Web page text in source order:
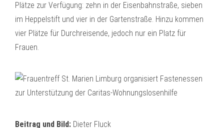
Plätze zur Verfügung: zehn in der Eisenbahnstraße, sieben
im Heppelstift und vier in der Gartenstraße. Hinzu kommen
vier Plätze für Durchreisende, jedoch nur ein Platz für
Frauen.
Beitrag und Bild: Dieter Fluck